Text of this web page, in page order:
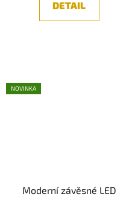
DETAIL
NOVINKA
Moderní závěsné LED